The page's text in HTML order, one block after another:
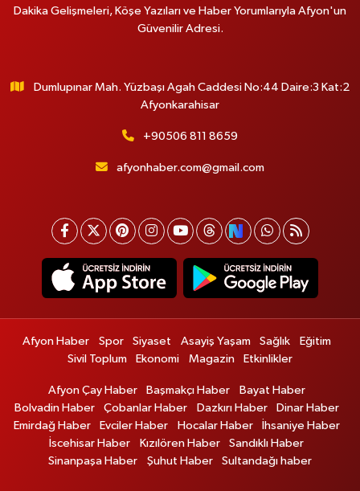
Dakika Gelişmeleri, Köşe Yazıları ve Haber Yorumlarıyla Afyon'un
Güvenilir Adresi.
Dumlupınar Mah. Yüzbaşı Agah Caddesi No:44 Daire:3 Kat:2
Afyonkarahisar
+90506 811 8659
afyonhaber.com@gmail.com
Afyon Haber Spor Siyaset Asayiş Yaşam Sağlık
Eğitim
Sivil Toplum
Ekonomi Magazin Etkinlikler
Afyon Çay Haber Başmakçı Haber
Bayat Haber
Bolvadin Haber
Çobanlar Haber Dazkırı Haber
Dinar Haber
Emirdağ Haber
Evciler Haber Hocalar Haber
İhsaniye Haber
İscehisar Haber
Kızılören Haber
Sandıklı Haber
Sinanpaşa Haber
Şuhut Haber Sultandağı haber